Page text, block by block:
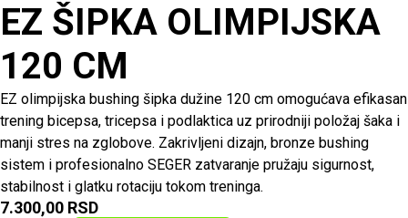
EZ ŠIPKA OLIMPIJSKA
120 CM
EZ olimpijska bushing šipka dužine 120 cm omogućava efikasan
trening bicepsa, tricepsa i podlaktica uz prirodniji položaj šaka i
manji stres na zglobove. Zakrivljeni dizajn, bronze bushing
sistem i profesionalno SEGER zatvaranje pružaju sigurnost,
stabilnost i glatku rotaciju tokom treninga.
7.300,00 RSD